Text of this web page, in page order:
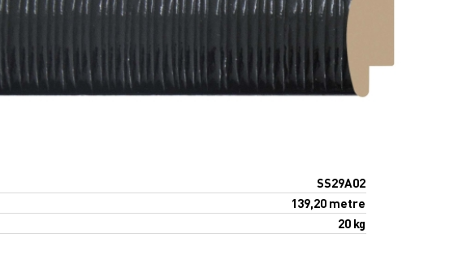
SS29A02
139,20 metre
20 kg